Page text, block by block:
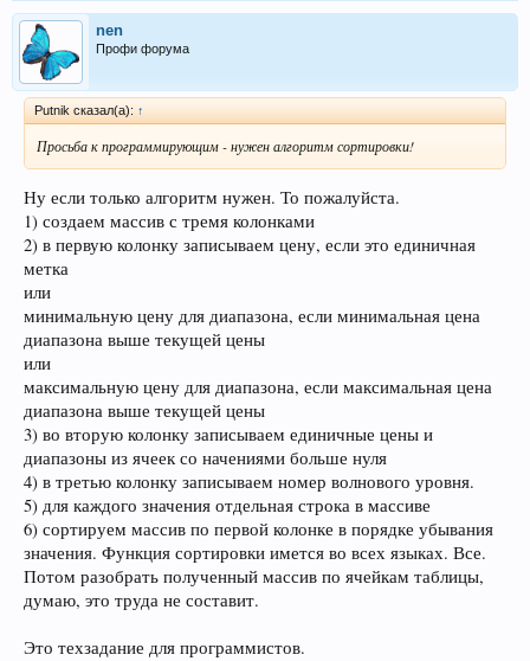
nen
Профи форума
Рutnik сказал(а): ↑
Просьба к программирующим - нужен алгоритм сортировки!
Ну если только алгоритм нужен. То пожалуйста.
1) создаем массив с тремя колонками
2) в первую колонку записываем цену, если это единичная
метка
или
минимальную цену для диапазона, если минимальная цена
диапазона выше текущей цены
или
максимальную цену для диапазона, если максимальная цена
диапазона выше текущей цены
3) во вторую колонку записываем единичные цены и
диапазоны из ячеек со начениями больше нуля
4) в третью колонку записываем номер волнового уровня.
5) для каждого значения отдельная строка в массиве
6) сортируем массив по первой колонке в порядке убывания
значения. Функция сортировки имется во всех языках. Все.
Потом разобрать полученный массив по ячейкам таблицы,
думаю, это труда не составит.
Это техзадание для программистов.